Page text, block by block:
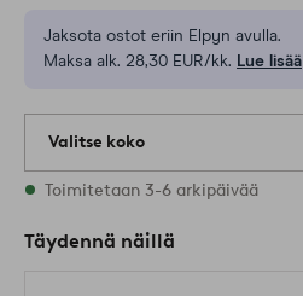
Jaksota ostot eriin Elpyn avulla.
Maksa alk. 28,30 EUR/kk. Lue lisää
Valitse koko
Varastossa on kaikkia kokoja
Toimitetaan 3-6 arkipäivää
Täydennä näillä